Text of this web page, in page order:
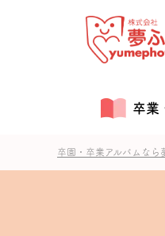
卒業
卒園・卒業アルバムなら